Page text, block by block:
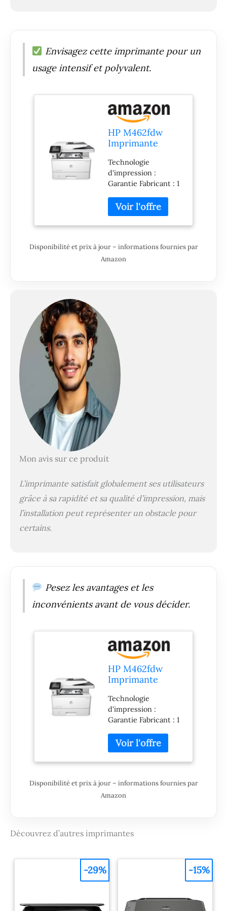
Envisagez cette imprimante pour un
usage intensif et polyvalent.
HP M462fdw
Imprimante
Blanc/Gris
Foncé
Technologie
d'impression :
Garantie Fabricant : 1
Disponibilité et prix à jour – informations fournies par
Amazon
Mon avis sur ce produit
L’imprimante satisfait globalement ses utilisateurs
grâce à sa rapidité et sa qualité d’impression, mais
l’installation peut représenter un obstacle pour
certains.
Pesez les avantages et les
inconvénients avant de vous décider.
HP M462fdw
Imprimante
Blanc/Gris
Foncé
Technologie
d'impression :
Garantie Fabricant : 1
Disponibilité et prix à jour – informations fournies par
Amazon
Découvrez d’autres imprimantes
-29% -15%